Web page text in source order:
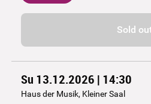
Sold
Su 13.12.2026 | 14:30
Haus der Musik, Kleiner Saal